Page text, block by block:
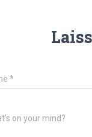
*
on your mind?